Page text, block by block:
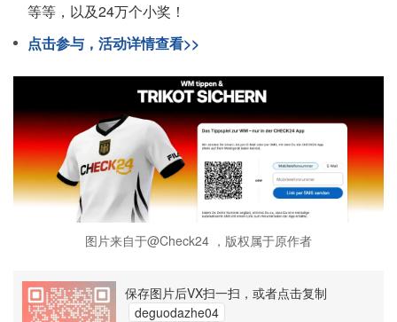
等等，以及24万个小奖！
点击参与，活动详情查看>>
图片来自于@Check24 ，版权属于原作者
保存图片后VX扫一扫，或者点击复制
deguodazhe04